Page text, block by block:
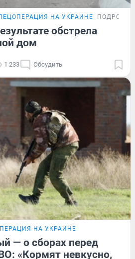
НА УКРАИНЕ
обстрела
дом
1 233 Обсудить
НА УКРАИНЕ
— о сборах перед
«Кормят невкусно,